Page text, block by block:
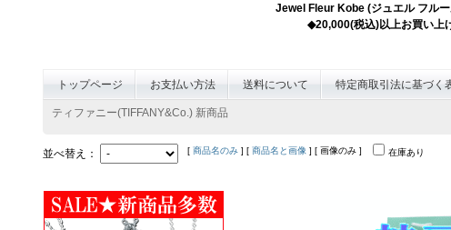
Jewel Fleur Kobe (ジュエ
◆20,000(税込)以上お買い上
トップページ お支払い方法 送料について 特定商取引法に基づく
ティファニー(TIFFANY&Co.) 新商品
並べ替え： [ 商品名のみ ] [ 商品名と画像 ] [ 画像のみ ] 在庫あり